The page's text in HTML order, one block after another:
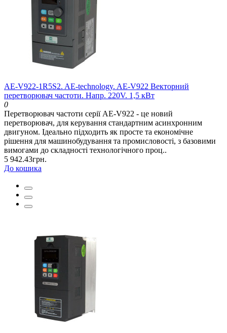
AE-V922-1R5S2. AE-technology. AE-V922 Векторний
перетворювач частоти. Напр. 220V. 1,5 кВт
0
Перетворювач частоти серії AE-V922 - це новий
перетворювач, для керування стандартним асинхронним
двигуном. Ідеально підходить як просте та економічне
рішення для машинобудування та промисловості, з базовими
вимогами до складності технологічного проц..
5 942.43грн.
До кошика